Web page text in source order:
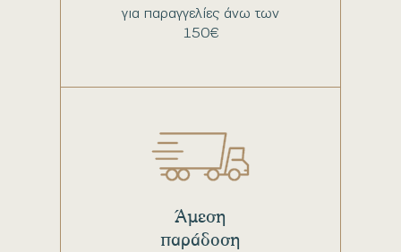
για παραγγελίες άνω των
150€
Άμεση
παράδοση